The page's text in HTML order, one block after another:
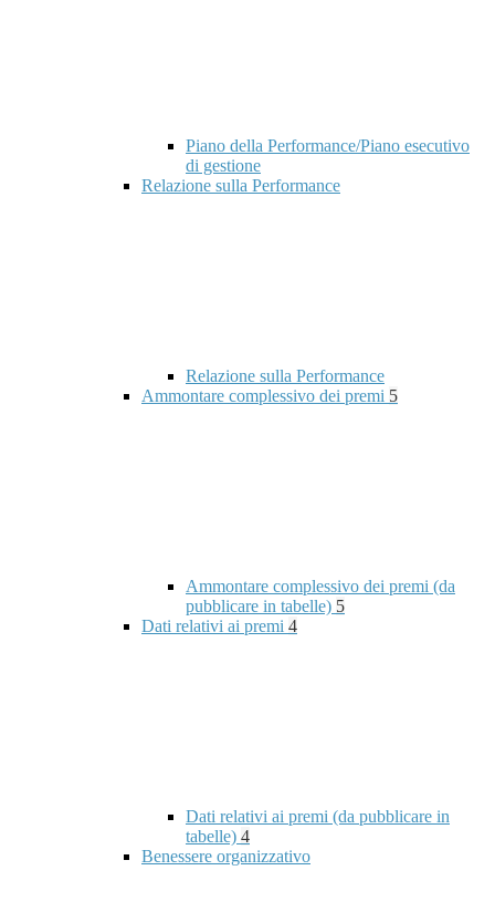
Piano della Performance/Piano esecutivo
di gestione
Relazione sulla Performance
Relazione sulla Performance
Ammontare complessivo dei premi 5
Ammontare complessivo dei premi (da
pubblicare in tabelle) 5
Dati relativi ai premi 4
Dati relativi ai premi (da pubblicare in
tabelle) 4
Benessere organizzativo